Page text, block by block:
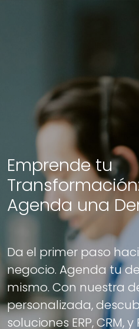
Emprende tu
Agenda una
Da el primer paso
negocio. Agenda tu
mismo. Con nuestra
personalizada,
soluciones ERP, CRM,